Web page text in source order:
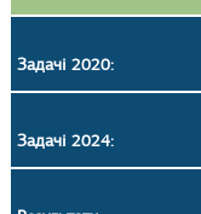
Задачі 2020:
Задачі 2024: